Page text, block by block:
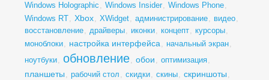
Windows Holographic , Windows Insider, Windows Phone,
Windows RT, Xbox, XWidget, администрирование, видео,
восстановление, драйверы, иконки, концепт, курсоры,
моноблоки, настройка интерфейса , начальный экран,
ноутбуки, обновление, обои , оптимизация,
планшеты , рабочий стол , скидки, скины, скриншоты ,